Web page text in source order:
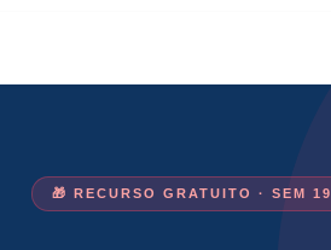
🎁 RECURSO GRATUITO · SEM 19